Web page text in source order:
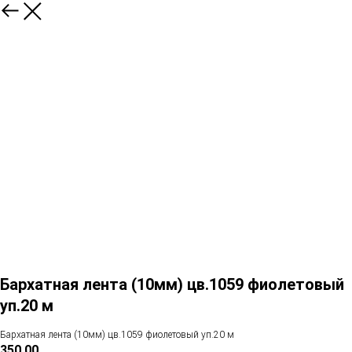
Бархатная лента (10мм) цв.1059 фиолетовый
уп.20 м
Бархатная лента (10мм) цв.1059 фиолетовый уп.20 м